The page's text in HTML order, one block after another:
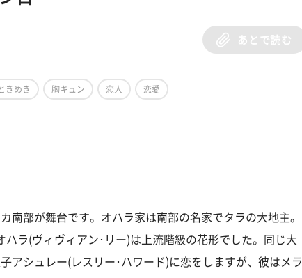
あとで読む
きめき 胸キュン 恋人 恋愛
南部が舞台です。オハラ家は南部の名家でタラの大地主。
ハラ(ヴィヴィアン･リー)は上流階級の花形でした。同じ大
アシュレー(レスリー･ハワード)に恋をしますが、彼はメラ